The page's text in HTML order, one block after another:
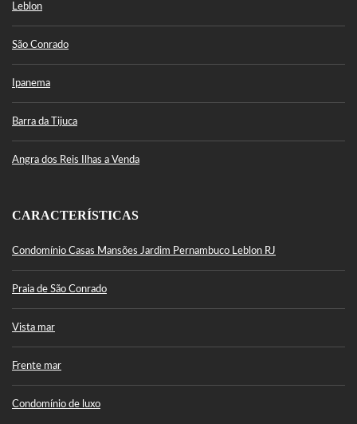
Leblon
São Conrado
Ipanema
Barra da Tijuca
Angra dos Reis Ilhas a Venda
CARACTERÍSTICAS
Condomínio Casas Mansões Jardim Pernambuco Leblon RJ
Praia de São Conrado
Vista mar
Frente mar
Condomínio de luxo